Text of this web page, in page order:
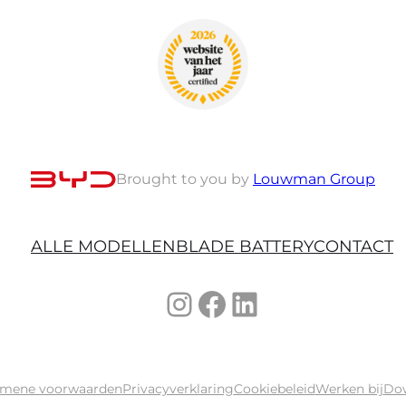
Brought to you by Louwman Group
ALLE MODELLENBLADE BATTERYCONTACT
Instagram
Facebook
LinkedIn
voorwaardenPrivacyverklaringCookiebeleidWerken bij